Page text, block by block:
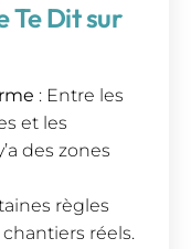
Te Dit sur
: Entre les
et les
des zones
règles
réels.